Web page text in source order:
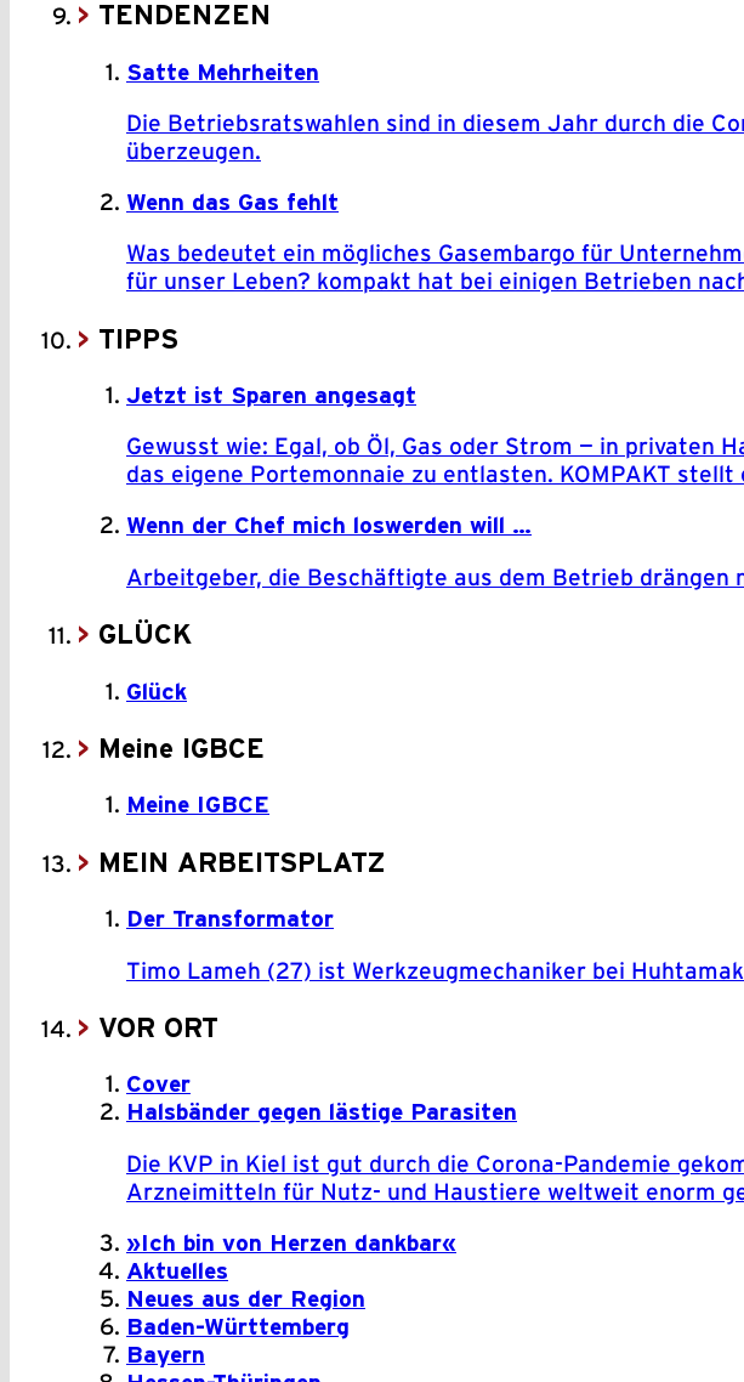
TENDENZEN
Satte Mehrheiten
Die Betriebsratswahlen sind in diesem Jahr durch die
überzeugen.
Wenn das Gas fehlt
Was bedeutet ein mögliches Gasembargo für
für unser Leben? kompakt hat bei einigen Betrieben
TIPPS
Jetzt ist Sparen angesagt
Gewusst wie: Egal, ob Öl, Gas oder Strom — in privaten
das eigene Porte­mon­naie zu entlasten. KOMPAKT stellt
Wenn der Chef mich loswerden will …
Arbeitgeber, die Beschäftigte aus dem Betrieb drängen
GLÜCK
Glück
Meine IGBCE
Meine IGBCE
MEIN ARBEITSPLATZ
Der Transformator
Timo Lameh (27) ist Werkzeugmechaniker bei
VOR ORT
Cover
Halsbänder gegen lästige Parasiten
Die KVP in Kiel ist gut durch die Corona-Pandemie
Arzneimitteln für Nutz- und Haustiere weltweit enorm
»Ich bin von Herzen dankbar«
Aktuelles
Neues aus der Region
Baden-Württemberg
Bayern